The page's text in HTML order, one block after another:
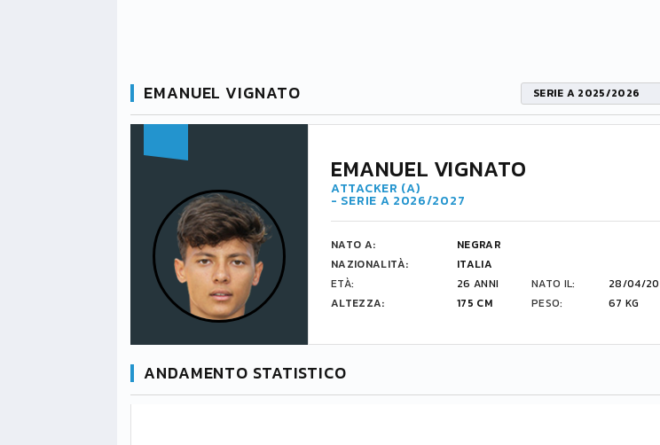
EMANUEL VIGNATO SERIE A 2025/2026
EMANUEL VIGNATO
ATTACKER (A)
- SERIE A 2026/2027
NATO A:
NEGRAR
NAZIONALITÀ:
ITALIA
ETÀ:
26 ANNI NATO IL:
28/04/
ALTEZZA:
175 CM PESO: 67 KG
ANDAMENTO STATISTICO